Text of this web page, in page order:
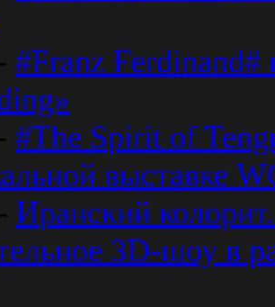
#Franz Ferdinand#
#The Spirit of
выставке
Иранский
3D-шоу в